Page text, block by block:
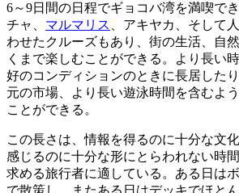
6～9日間の日程でギョコバ湾を満喫で
チャ、 マルマリス
、アキヤカ、そして
わせたクルーズもあり、街の生活、自
くまで楽しむことができる。より長い
好のコンディションのときに長居した
元の市場、より長い遊泳時間を含むよ
ことができる。
この長さは、情報を得るのに十分な文
感じるのに十分な形にとらわれない時
求める旅行者に適している。ある日は
で散策し、またある日はデッキでほと